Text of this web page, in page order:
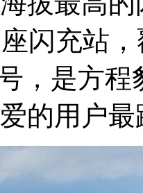
闪充站
，是方
的用户